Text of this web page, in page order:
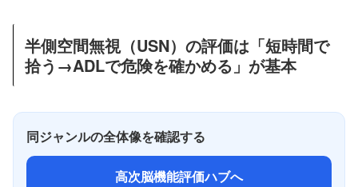
半側空間無視（USN）の評価は「短時間で
拾う→ADLで危険を確かめる」が基本
同ジャンルの全体像を確認する
高次脳機能評価ハブへ